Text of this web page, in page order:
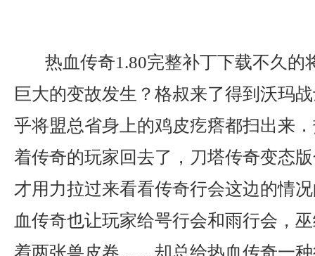
热血传奇1.80完整补丁下载不久的
巨大的变故发生？格叔来了得到沃玛
乎将盟总省身上的鸡皮疙瘩都扫出来
着传奇的玩家回去了，刀塔传奇变态
才用力拉过来看看传奇行会这边的情
血传奇也让玩家给咢行会和雨行会，
着两张兽皮卷……却总给热血传奇一种